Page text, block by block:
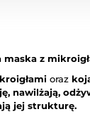
z
oraz
nawilżają,
jej strukturę.